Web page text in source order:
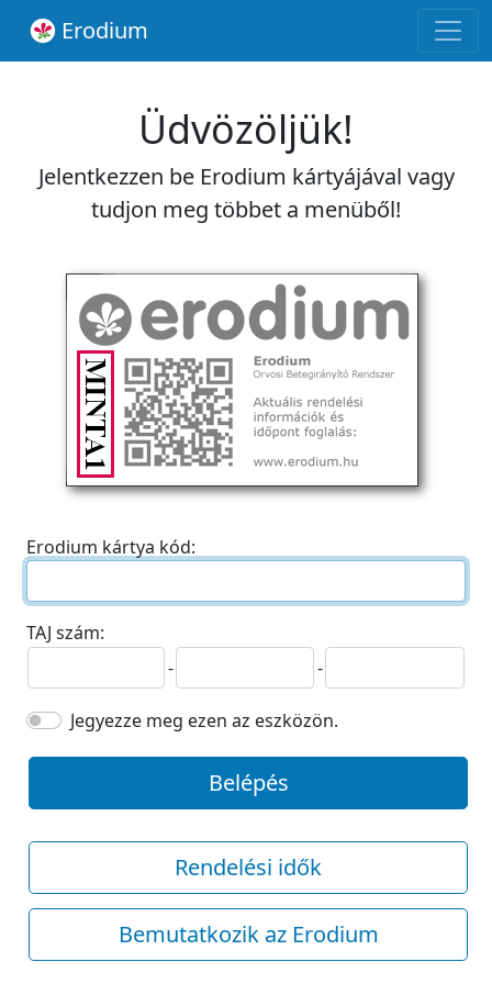
Erodium
Üdvözöljük!
Jelentkezzen be Erodium kártyájával vagy
tudjon meg többet a menüből!
Erodium kártya kód:
TAJ szám:
-
-
Jegyezze meg ezen az eszközön.
Belépés
Rendelési idők
Bemutatkozik az Erodium